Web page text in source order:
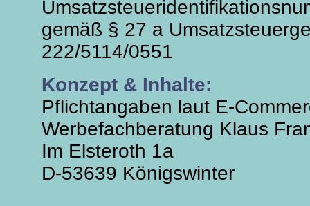
gemäß § 27 a
222/5114/0551
Konzept & Inhalte:
Pflichtangaben laut E-
Werbefachberatung Klaus
Im Elsteroth 1a
D-53639 Königswinter